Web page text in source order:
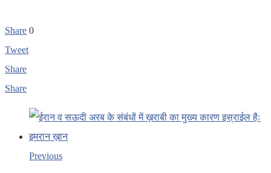
Share 0
Tweet
Share
Share
Previous